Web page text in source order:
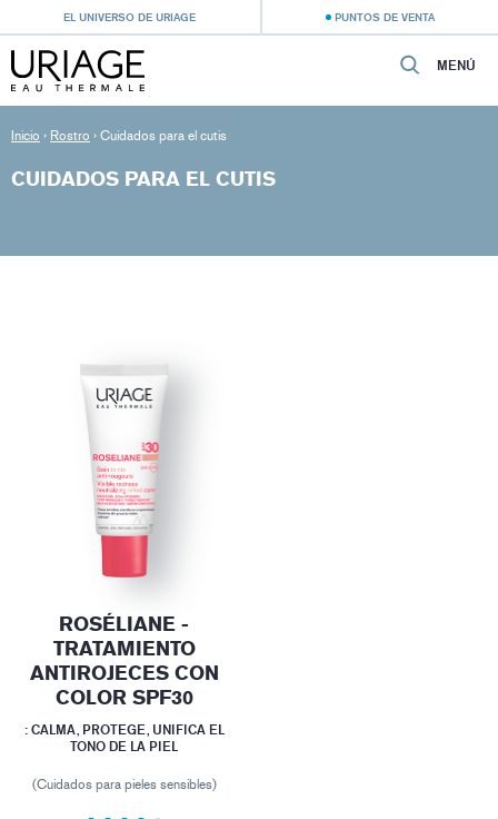
EL UNIVERSO DE URIAGE PUNTOS DE VENTA
MENÚ
Inicio › Rostro › Cuidados para el cutis
CUIDADOS PARA EL CUTIS
ROSÉLIANE -
TRATAMIENTO
ANTIROJECES CON
COLOR SPF30
: CALMA, PROTEGE, UNIFICA EL
TONO DE LA PIEL
(Cuidados para pieles sensibles)